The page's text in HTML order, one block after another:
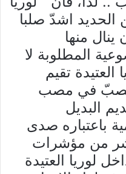
الحديد اشدّ صلبا
ينال منها
المطلوبة لا
تقيم
تصبّ في مصب
البديل
باعتباره صدى
من مؤشرات
لوريا العتيدة